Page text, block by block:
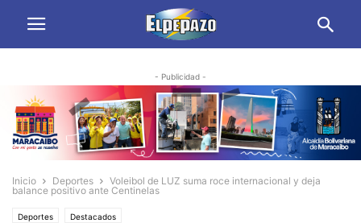
- Publicidad -
Inicio Deportes
Voleibol de LUZ suma roce internacional y deja
balance positivo ante Centinelas
Deportes Destacados